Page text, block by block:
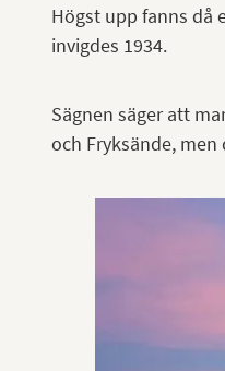
Högst upp fanns då
invigdes 1934.
Sägnen säger att
och Fryksände,